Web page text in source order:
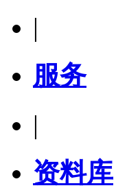
|
服务
|
资料库